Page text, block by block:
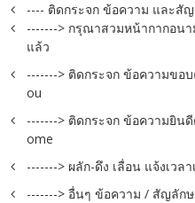
---- ติดกระจก ข้อความ และสั
-------> กรุณาสวมหน้ากากอน
แล้ว
-------> ติดกระจก ข้อความขอ
ou
-------> ติดกระจก ข้อความยิน
ome
-------> ผลัก-ดึง เลื่อน แจ้งเวล
-------> อื่นๆ ข้อความ / สัญลัก